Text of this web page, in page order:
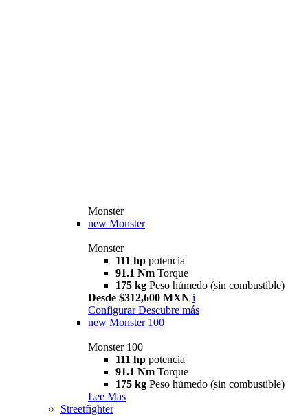
Monster
new Monster
Monster
111 hp potencia
91.1 Nm Torque
175 kg Peso húmedo (sin combustible)
Desde $312,600 MXN i
Configurar Descubre más
new Monster 100
Monster 100
111 hp potencia
91.1 Nm Torque
175 kg Peso húmedo (sin combustible)
Lee Mas
Streetfighter